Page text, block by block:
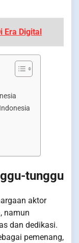
Era Digital
tunggu
aktor
namun
dan dedikasi.
pemenang,